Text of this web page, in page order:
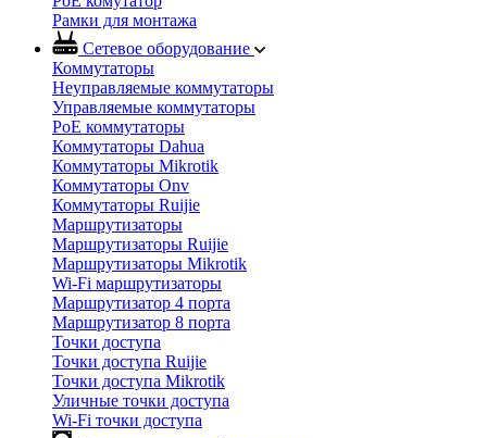
Рамки для монтажа
Сетевое оборудование
Коммутаторы
Неуправляемые коммутаторы
Управляемые коммутаторы
PoE коммутаторы
Коммутаторы Dahua
Коммутаторы Mikrotik
Коммутаторы Onv
Коммутаторы Ruijie
Маршрутизаторы
Маршрутизаторы Ruijie
Маршрутизаторы Mikrotik
Wi-Fi маршрутизаторы
Маршрутизатор 4 порта
Маршрутизатор 8 порта
Точки доступа
Точки доступа Ruijie
Точки доступа Mikrotik
Уличные точки доступа
Wi-Fi точки доступа